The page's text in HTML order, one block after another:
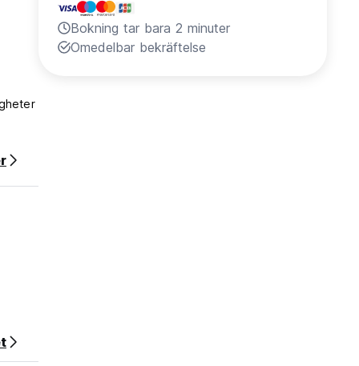
i
Bokning tar bara 2 minuter
Omedelbar bekräftelse